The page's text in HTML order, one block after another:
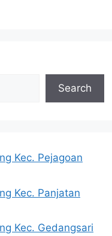
Search
Kec. Pejagoan
Kec. Panjatan
Kec. Gedangsari